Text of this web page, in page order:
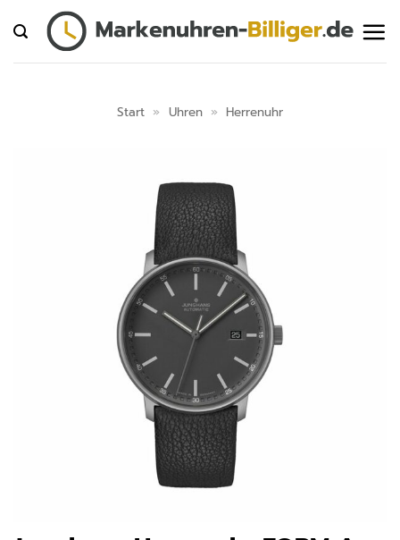
Inhalt
springen
Start » Uhren » Herrenuhr